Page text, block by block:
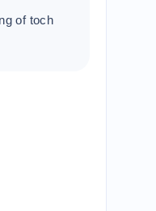
of toch